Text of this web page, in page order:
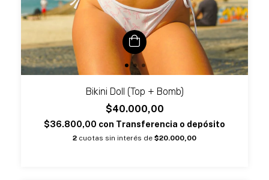
Bikini Doll (Top + Bomb)
$40.000,00
$36.800,00 con Transferencia o depósito
2 cuotas sin interés de $20.000,00